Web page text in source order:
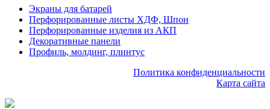
Экраны для батарей
Перфорированные листы ХДФ, Шпон
Перфорированные изделия из АКП
Декоративные панели
Профиль, молдинг, плинтус
Политика конфиденциальности
Карта сайта